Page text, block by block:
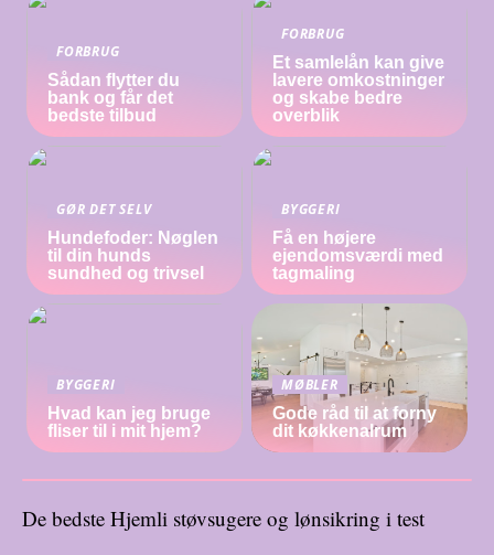
FORBRUG
Sådan flytter du
bank og får det
bedste tilbud
FORBRUG
Et samlelån kan give
lavere omkostninger
og skabe bedre
overblik
GØR DET SELV
Hundefoder: Nøglen
til din hunds
sundhed og trivsel
BYGGERI
Få en højere
ejendomsværdi med
tagmaling
BYGGERI
Hvad kan jeg bruge
fliser til i mit hjem?
MØBLER
Gode råd til at forny
dit køkkenalrum
De bedste Hjemli støvsugere og lønsikring i test